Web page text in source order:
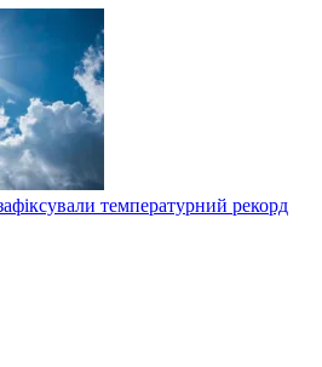
температурний рекорд